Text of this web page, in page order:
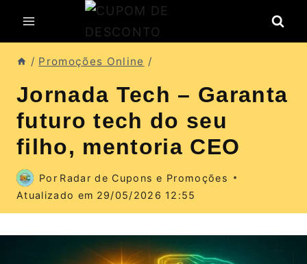
/ Promoções Online /
Jornada Tech – Garanta
futuro tech do seu
filho, mentoria CEO
Por Radar de Cupons e Promoções
Atualizado em 29/05/2026 12:55